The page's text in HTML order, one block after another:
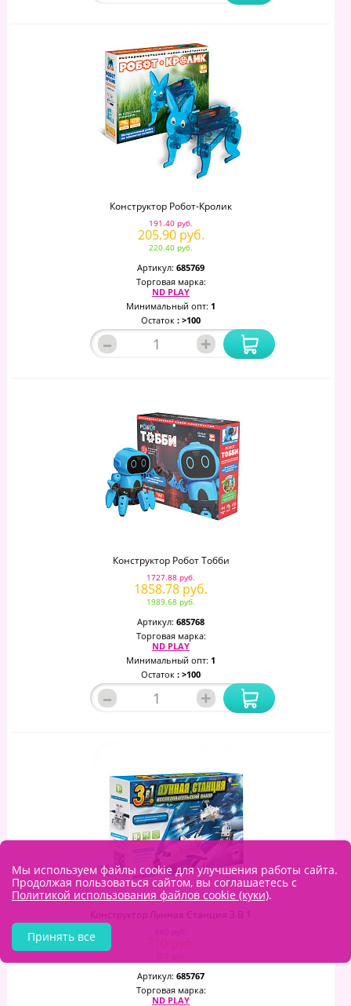
Конструктор Робот-Кролик
191.40 руб.
205.90 руб.
220.40 руб.
Артикул: 685769
Торговая марка:
ND PLAY
Минимальный опт: 1
Остаток : >100
– +
Конструктор Робот Тобби
1727.88 руб.
1858.78 руб.
1989.68 руб.
Артикул: 685768
Торговая марка:
ND PLAY
Минимальный опт: 1
Остаток : >100
– +
Конструктор Лунная Станция 3 В 1
660 руб.
710 руб.
760 руб.
Артикул: 685767
Торговая марка:
ND PLAY
Мы используем файлы cookie для улучшения работы сайта.
Продолжая пользоваться сайтом, вы соглашаетесь с
Политикой использования файлов cookie (куки).
Принять все